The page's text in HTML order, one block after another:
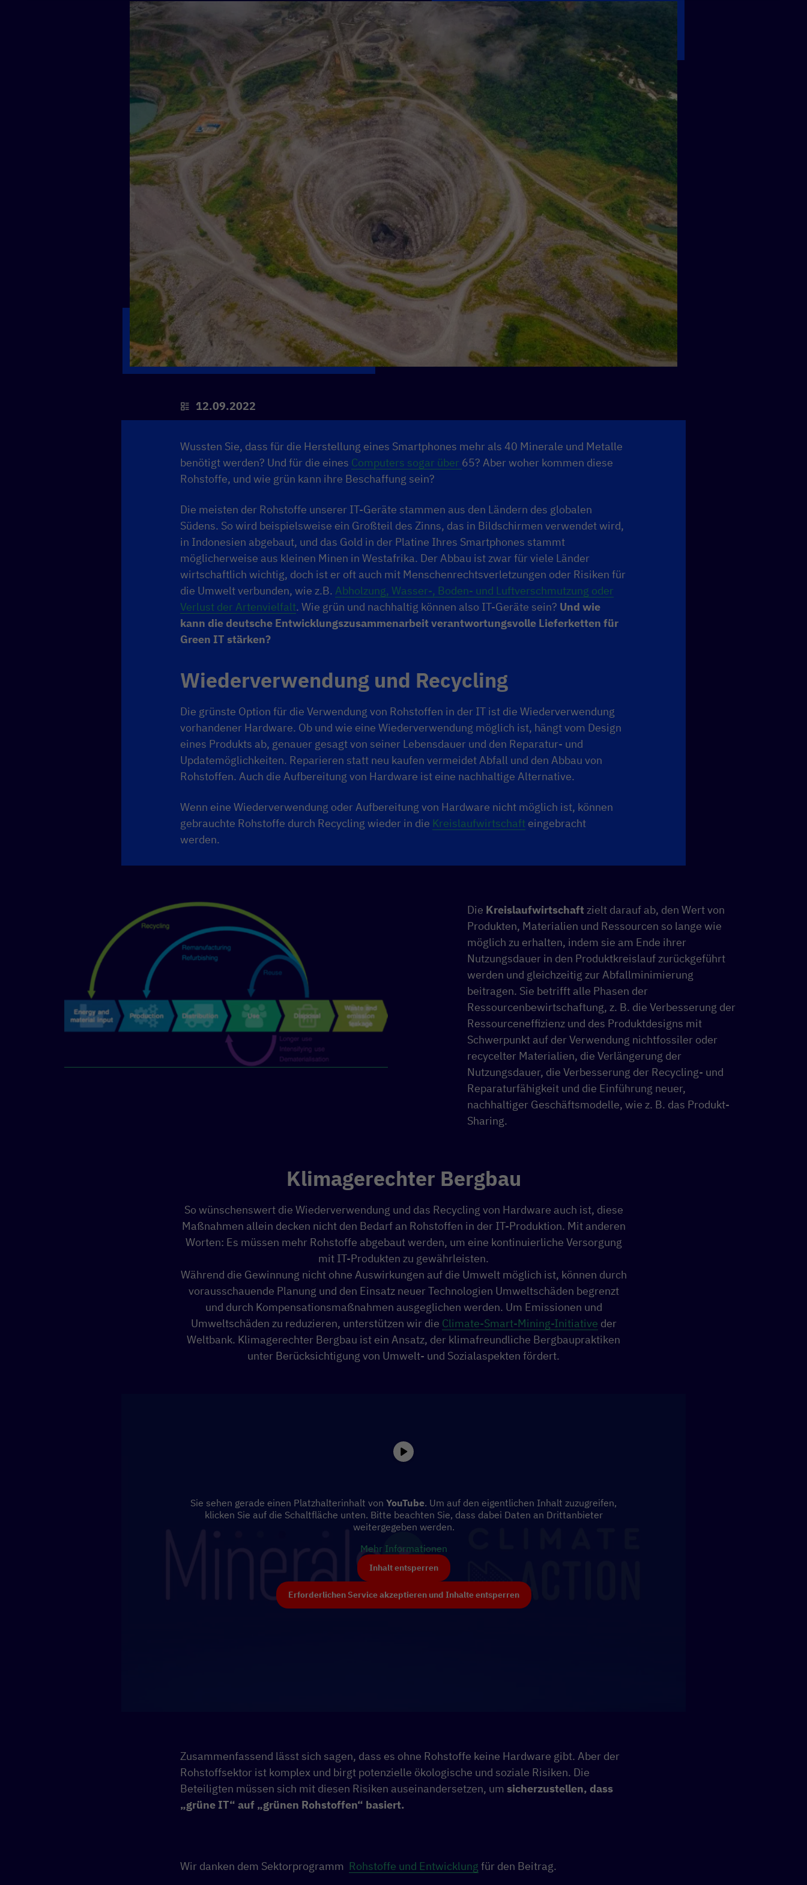
12.09.2022
Wussten Sie, dass für die Herstellung eines Smartphones mehr als 40 Minerale und Metalle
benötigt werden? Und für die eines Computers sogar über 65? Aber woher kommen diese
Rohstoffe, und wie grün kann ihre Beschaffung sein?
Die meisten der Rohstoffe unserer IT-Geräte stammen aus den Ländern des globalen
Südens. So wird beispielsweise ein Großteil des Zinns, das in Bildschirmen verwendet wird,
in Indonesien abgebaut, und das Gold in der Platine Ihres Smartphones stammt
möglicherweise aus kleinen Minen in Westafrika. Der Abbau ist zwar für viele Länder
wirtschaftlich wichtig, doch ist er oft auch mit Menschenrechtsverletzungen oder Risiken für
die Umwelt verbunden, wie z.B. Abholzung, Wasser-, Boden- und Luftverschmutzung oder
Verlust der Artenvielfalt. Wie grün und nachhaltig können also IT-Geräte sein? Und wie
kann die deutsche Entwicklungszusammenarbeit verantwortungsvolle Lieferketten für
Green IT stärken?
Wiederverwendung und Recycling
Die grünste Option für die Verwendung von Rohstoffen in der IT ist die Wiederverwendung
vorhandener Hardware. Ob und wie eine Wiederverwendung möglich ist, hängt vom Design
eines Produkts ab, genauer gesagt von seiner Lebensdauer und den Reparatur- und
Updatemöglichkeiten. Reparieren statt neu kaufen vermeidet Abfall und den Abbau von
Rohstoffen. Auch die Aufbereitung von Hardware ist eine nachhaltige Alternative.
Wenn eine Wiederverwendung oder Aufbereitung von Hardware nicht möglich ist, können
gebrauchte Rohstoffe durch Recycling wieder in die Kreislaufwirtschaft eingebracht
werden.
Die Kreislaufwirtschaftzielt darauf ab, den Wert von
Produkten, Materialien und Ressourcen so lange wie
möglich zu erhalten, indem sie am Ende ihrer
Nutzungsdauer in den Produktkreislauf zurückgeführt
werden und gleichzeitig zur Abfallminimierung
beitragen. Sie betrifft alle Phasen der
Ressourcenbewirtschaftung, z. B. die Verbesserung der
Ressourceneffizienz und des Produktdesigns mit
Schwerpunkt auf der Verwendung nichtfossiler oder
recycelter Materialien, die Verlängerung der
Nutzungsdauer, die Verbesserung der Recycling- und
Reparaturfähigkeit und die Einführung neuer,
nachhaltiger Geschäftsmodelle, wie z. B. das Produkt-
Sharing.
Klimagerechter Bergbau
So wünschenswert die Wiederverwendung und das Recycling von Hardware auch ist, diese
Maßnahmen allein decken nicht den Bedarf an Rohstoffen in der IT-Produktion. Mit anderen
Worten: Es müssen mehr Rohstoffe abgebaut werden, um eine kontinuierliche Versorgung
mit IT-Produkten zu gewährleisten.
Während die Gewinnung nicht ohne Auswirkungen auf die Umwelt möglich ist, können durch
vorausschauende Planung und den Einsatz neuer Technologien Umweltschäden begrenzt
und durch Kompensationsmaßnahmen ausgeglichen werden. Um Emissionen und
Umweltschäden zu reduzieren, unterstützen wir die Climate-Smart-Mining-Initiative der
Weltbank. Klimagerechter Bergbau ist ein Ansatz, der klimafreundliche Bergbaupraktiken
unter Berücksichtigung von Umwelt- und Sozialaspekten fördert.
Sie sehen gerade einen Platzhalterinhalt von YouTube. Um auf den eigentlichen Inhalt zuzugreifen,
klicken Sie auf die Schaltfläche unten. Bitte beachten Sie, dass dabei Daten an Drittanbieter
weitergegeben werden.
Mehr Informationen
Inhalt entsperren
Erforderlichen Service akzeptieren und Inhalte entsperren
Zusammenfassend lässt sich sagen, dass es ohne Rohstoffe keine Hardware gibt. Aber der
Rohstoffsektor ist komplex und birgt potenzielle ökologische und soziale Risiken. Die
Beteiligten müssen sich mit diesen Risiken auseinandersetzen, um sicherzustellen, dass
„grüne IT“ auf „grünen Rohstoffen“ basiert.
Wir danken dem Sektorprogramm Rohstoffe und Entwicklung für den Beitrag.